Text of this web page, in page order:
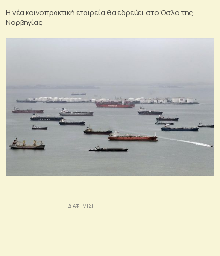
Η νέα κοινοπρακτική εταιρεία θα εδρεύει στο Όσλο της
Νορβηγίας